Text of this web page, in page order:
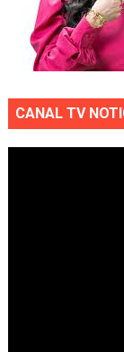
CANAL TV